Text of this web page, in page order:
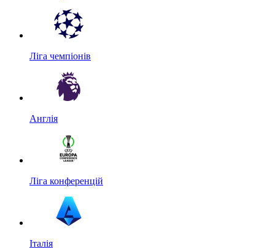
Ліга чемпіонів
Англія
Ліга конференцій
Італія